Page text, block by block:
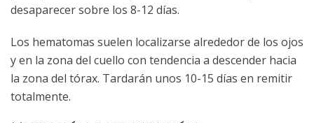
desaparecer sobre los 8-12 días.
Los hematomas suelen localizarse alrededor de los ojos
y en la zona del cuello con tendencia a descender hacia
la zona del tórax. Tardarán unos 10-15 días en remitir
totalmente.